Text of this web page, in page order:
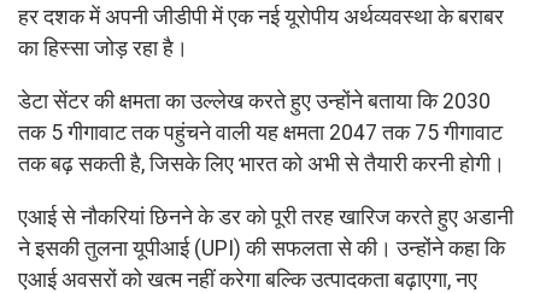
हर दशक में अपनी जीडीपी में एक नई यूरोपीय अर्थव्यवस्था के बराबर
का हिस्सा जोड़ रहा है।
डेटा सेंटर की क्षमता का उल्लेख करते हुए उन्होंने बताया कि 2030
तक 5 गीगावाट तक पहुंचने वाली यह क्षमता 2047 तक 75 गीगावाट
तक बढ़ सकती है, जिसके लिए भारत को अभी से तैयारी करनी होगी।
एआई से नौकरियां छिनने के डर को पूरी तरह खारिज करते हुए अडानी
ने इसकी तुलना यूपीआई (UPI) की सफलता से की। उन्होंने कहा कि
एआई अवसरों को खत्म नहीं करेगा बल्कि उत्पादकता बढ़ाएगा, नए